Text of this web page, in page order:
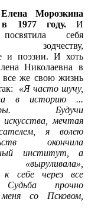
Морозкина
в 1977 году.И
себя
зодчеству,
и поэзии. И хоть
Николаевна в
все же свою жизнь
«Я часто шучу,
в историю ...
. Будучи
искусства, мечтая
, я волею
окончила
институт, а
к себе через все
Судьба прочно
меня со Псковом,